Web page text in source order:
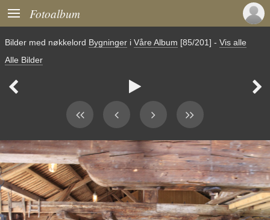
 Fotoalbum
Bilder med nøkkelord Bygninger i Våre Album [85/201] - Vis alle
Alle Bilder
  